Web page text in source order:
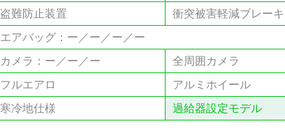
盗難防止装置
衝突被害軽減ブレーキ
エアバッグ：ー／ー／ー／ー
カメラ：ー／ー／ー
全周囲カメラ
フルエアロ
アルミホイール
寒冷地仕様
過給器設定モデル